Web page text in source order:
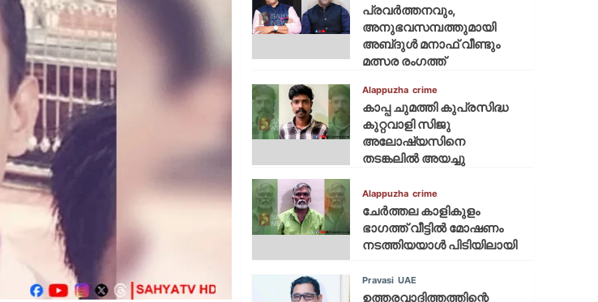
പ്രവർത്തനവും,
അനുഭവസമ്പത്തുമായി
അബ്‌ദുൾ മനാഫ് വീണ്ടും
മത്സര രംഗത്ത്
Alappuzha crime
കാപ്പ ചുമത്തി കുപ്രസിദ്ധ
കുറ്റവാളി സിജു
അലോഷ്യസിനെ
തടങ്കലിൽ അയച്ചു
Alappuzha crime
ചേർത്തല കാളികുളം
ഭാഗത്ത് വീട്ടിൽ മോഷണം
നടത്തിയയാൾ പിടിയിലായി
Pravasi UAE
ഉത്തരവാദിത്തത്തിന്റെ